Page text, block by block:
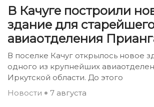
В Качуге построили
здание для
авиаотделения
В поселке Качуг открылось новое
одного из крупнейших
Иркутской области. До этого
Новости
7 августа